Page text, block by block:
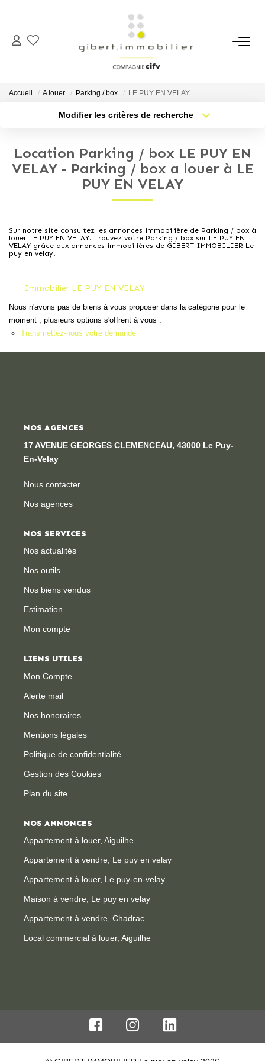
ACHETER
Maisons
Parkings
Immeubles
Terrains
LOUER
Dossier De Candidature
Accueil A louer Parking / box LE PUY EN VELAY
Modifier les critères de recherche
Sélectionnez...
Type de bien
Nb pièces min.
Location Parking / box LE PUY EN
VELAY - Parking / box a louer à LE
PUY EN VELAY
Sur notre site consultez les annonces immobilière de Parking / box à
louer LE PUY EN VELAY. Trouvez votre Parking / box sur LE PUY EN
VELAY grâce aux annonces immobilières de GIBERT IMMOBILIER Le
puy en velay.
Immobilier LE PUY EN VELAY
Nous n'avons pas de biens à vous proposer dans la catégorie pour le
moment , plusieurs options s'offrent à vous :
Transmettez-nous votre demande
NOS AGENCES
17 AVENUE GEORGES CLEMENCEAU, 43000 Le Puy-
En-Velay
Nous contacter
Nos agences
NOS SERVICES
Nos actualités
Nos outils
Nos biens vendus
Estimation
Mon compte
LIENS UTILES
Mon Compte
Alerte mail
Nos honoraires
Mentions légales
Politique de confidentialité
Gestion des Cookies
Plan du site
NOS ANNONCES
Appartement à louer, Aiguilhe
Appartement à vendre, Le puy en velay
Appartement à louer, Le puy-en-velay
Maison à vendre, Le puy en velay
Appartement à vendre, Chadrac
Local commercial à louer, Aiguilhe